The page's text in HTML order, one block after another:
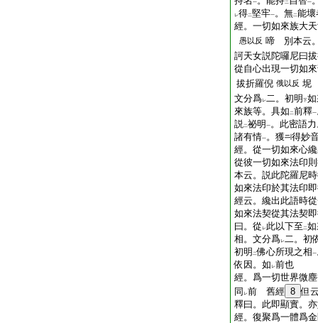
一 二 一
レ得二堅牢一。無二能壞
經。一切如來族大
愚以反 啼 別本云
訶天女説陀囉尼曰
從自心出現一切如
拔折羅倪 俄以反 坭
文分爲レ二。初明 下
來族等。具如 二前釋一
説二祕明 一。此密語
諸有情一。獲
得妙
經。從一切如來心
從彼一切如來法印
本云。説此陀羅尼
如來法印於其法印
經云。纔出此語時
如來法契從其法契
曰。從 レ此以下至 二
相。文分爲レ二。初
初明 二佛心所現之相一
依因。如 レ前也
經。爲一切世界微
同 レ前 舊經 8 但
釋曰。此即顯實。
經。復聚爲一體爲